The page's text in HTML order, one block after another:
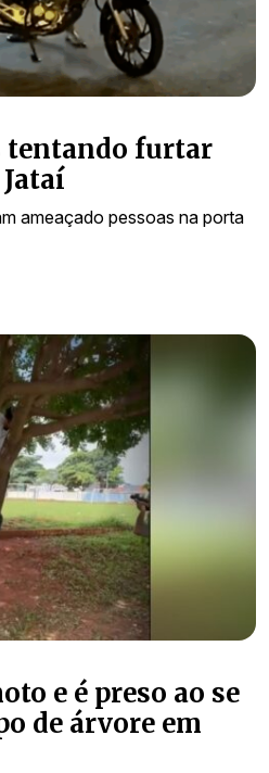
tentando furtar
ameaçado pessoas na porta
e é preso ao se
de árvore em